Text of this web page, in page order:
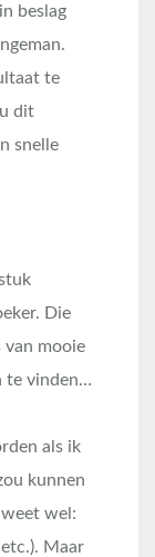
beslag
te
dit
snelle
Die
van mooie
te vinden…
als ik
kunnen
wel:
Maar